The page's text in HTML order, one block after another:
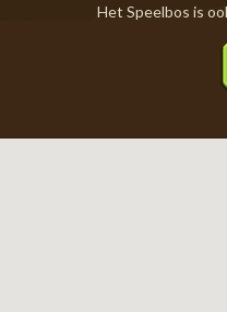
Het Speelbos is